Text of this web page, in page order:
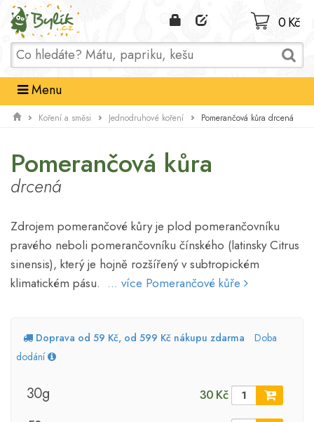
Domů
0 Kč
Menu
Koření a směsi Jednodruhové koření Pomerančová kůra drcená
Pomerančová kůra
drcená
Zdrojem pomerančové kůry je plod pomerančovníku
pravého neboli pomerančovníku čínského (latinsky Citrus
sinensis), který je hojně rozšířený v subtropickém
klimatickém pásu. ... více Pomerančové kůře
Doprava od 59 Kč, od 599 Kč nákupu zdarma
Doba
dodání
30g 30 Kč